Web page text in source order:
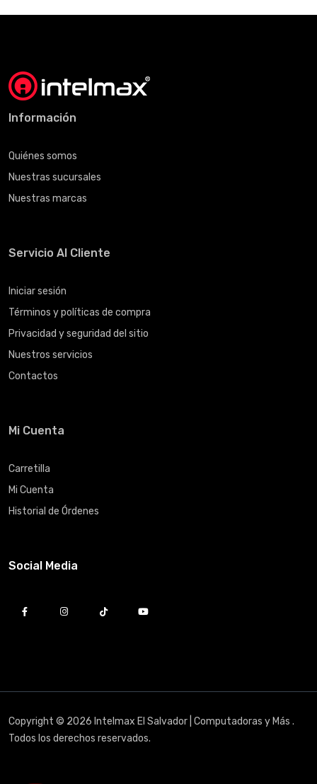
Información
Quiénes somos
Nuestras sucursales
Nuestras marcas
Servicio Al Cliente
Iniciar sesión
Términos y políticas de compra
Privacidad y seguridad del sitio
Nuestros servicios
Contactos
Mi Cuenta
Carretilla
Mi Cuenta
Historial de Órdenes
Social Media
Copyright © 2026 Intelmax El Salvador | Computadoras y Más .
Todos los derechos reservados.